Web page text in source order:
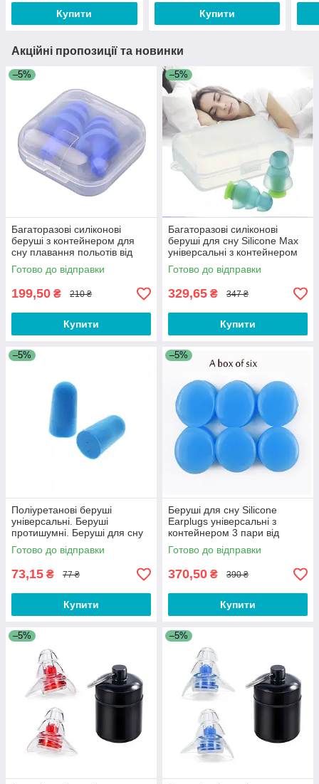
Купити Купити
Акційні пропозиції та новинки
–5%
Багаторазові силіконові
беруші з контейнером для
сну плавання польотів від
шуму та води. Беруші для сну
CV8B
Готово до відправки
199,50 ₴ 210 ₴
Купити
–5%
Багаторазові силіконові
беруші для сну Silicone Max
універсальні з контейнером
від шуму та води Light Green
Готово до відправки
329,65 ₴ 347 ₴
Купити
–5%
Поліуретанові беруші
універсальні. Беруші
протишумні. Беруші для сну
Готово до відправки
73,15 ₴ 77 ₴
Купити
–5%
Беруші для сну Silicone
Earplugs універсальні з
контейнером 3 пари від
шуму, води та пилу. Беруші
від шуму
Готово до відправки
370,50 ₴ 390 ₴
Купити
–5% –5%